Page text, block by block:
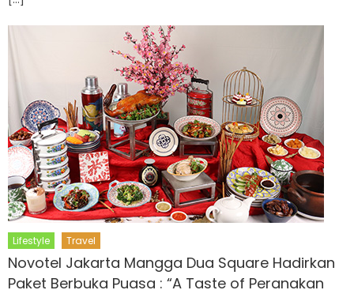
Lifestyle Travel
Novotel Jakarta Mangga Dua Square Hadirkan
Paket Berbuka Puasa : “A Taste of Peranakan